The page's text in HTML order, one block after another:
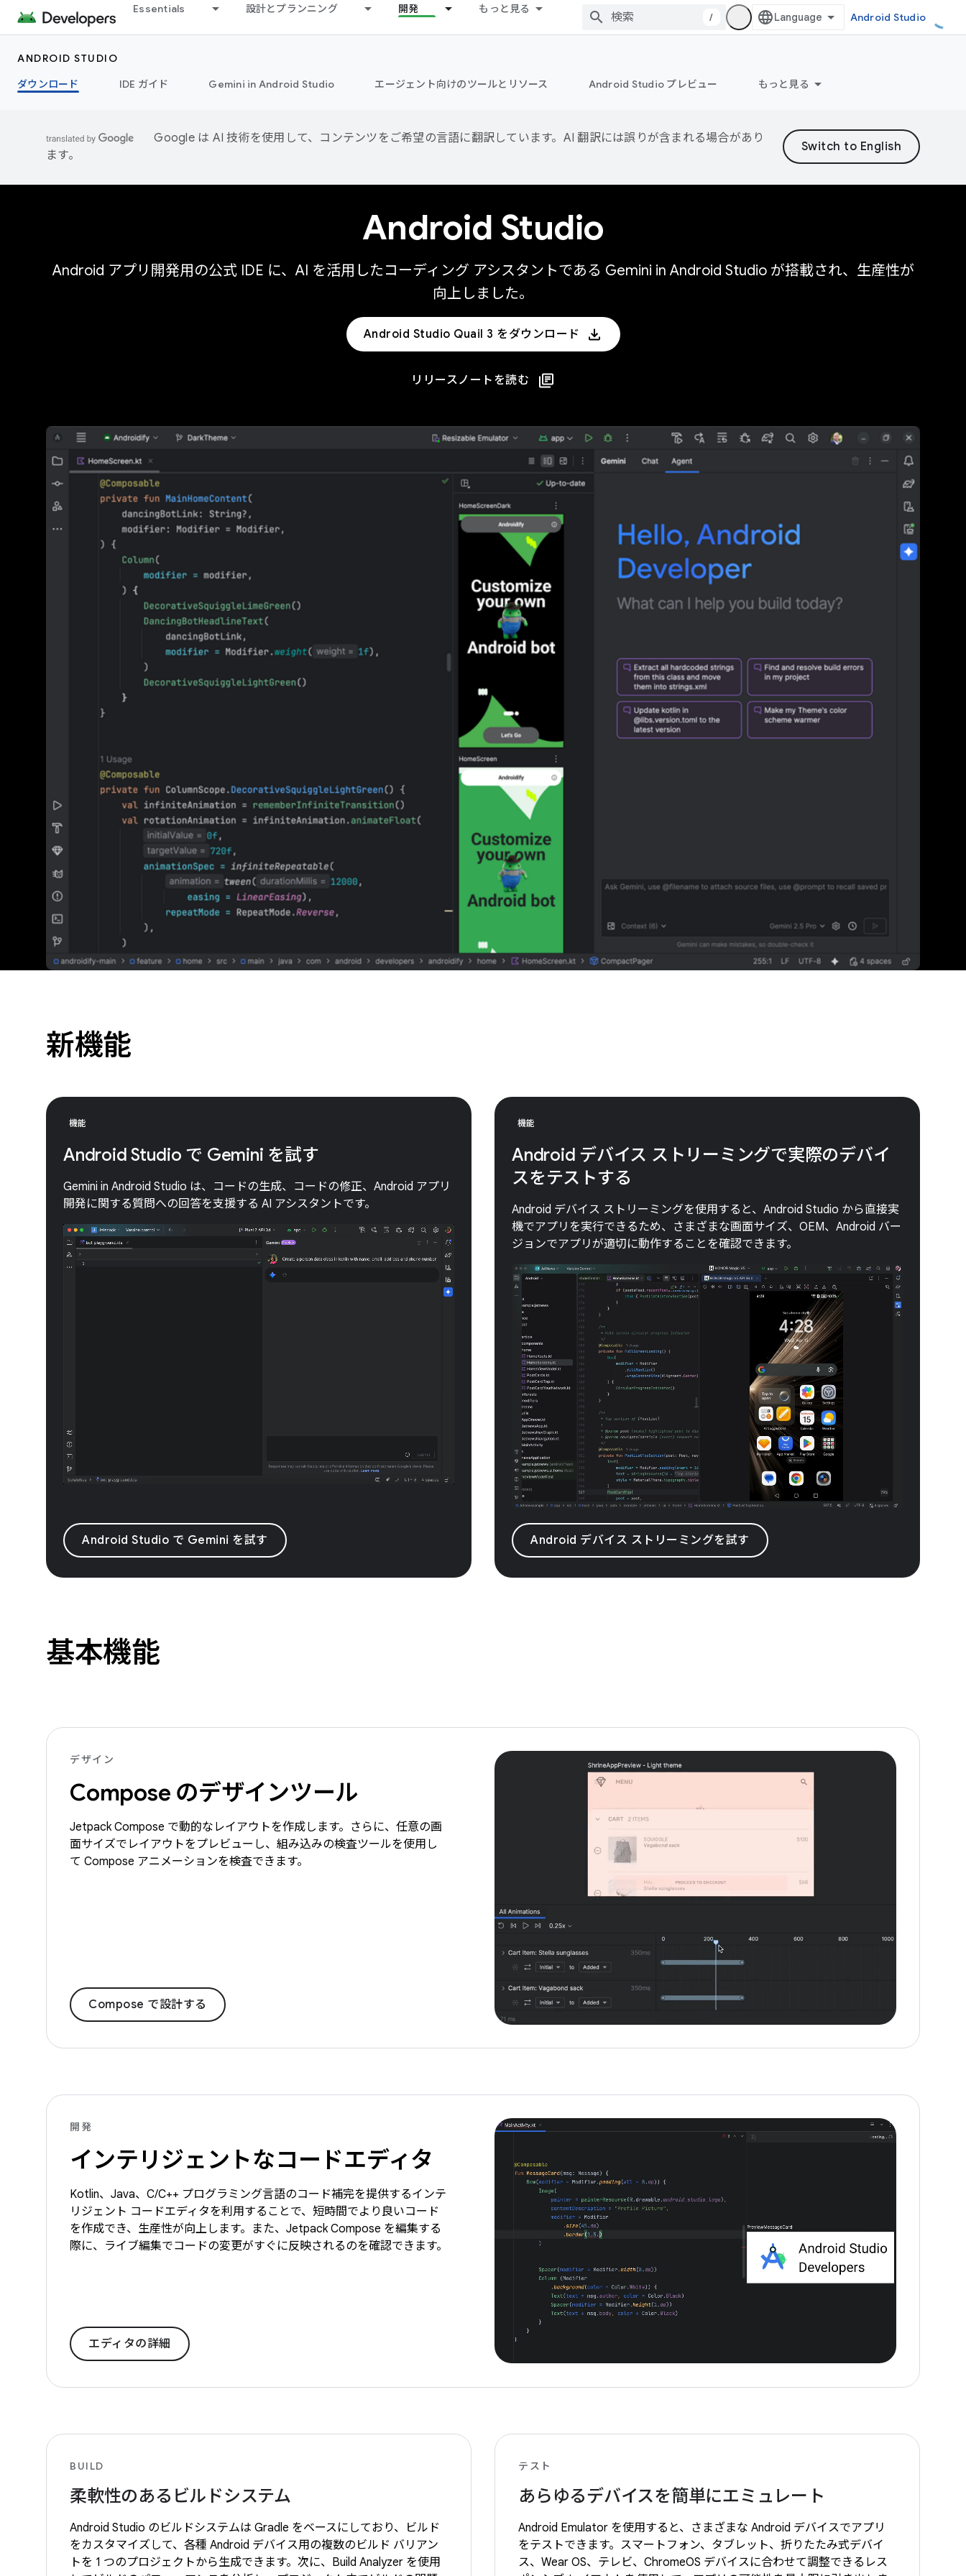
Essentials 設計とプランニング 開発 もっと見る
/ Android Studio
ANDROID STUDIO
ダウンロード
IDE ガイド Gemini in Android Studio エージェント向けのツールとリソース Android Studio プレビュー もっと見る
Google は AI 技術を使用して、コンテンツをご希望の言語に翻訳しています。AI 翻訳には誤りが含まれる場合があり
ます。
Android Studio
Android アプリ開発用の公式 IDE に、AI を活用したコーディング アシスタントである Gemini in Android Studio が搭載され、生産性が
向上しました。
Android Studio Quail 3 をダウンロード
リリースノートを読む
新機能
機能
Android Studio で Gemini を試す
Gemini in Android Studio は、コードの生成、コードの修正、Android アプリ
開発に関する質問への回答を支援する AI アシスタントです。
Android Studio で Gemini を試す
機能
Android デバイス ストリーミングで実際のデバイ
スをテストする
Android デバイス ストリーミングを使用すると、Android Studio から直接実
機でアプリを実行できるため、さまざまな画面サイズ、OEM、Android バー
ジョンでアプリが適切に動作することを確認できます。
Android デバイス ストリーミングを試す
基本機能
デザイン
Compose のデザインツール
Jetpack Compose で動的なレイアウトを作成します。さらに、任意の画
面サイズでレイアウトをプレビューし、組み込みの検査ツールを使用し
て Compose アニメーションを検査できます。
Compose で設計する
開発
インテリジェントなコードエディタ
Kotlin、Java、C/C++ プログラミング言語のコード補完を提供するインテ
リジェント コードエディタを利用することで、短時間でより良いコード
を作成でき、生産性が向上します。また、Jetpack Compose を編集する
際に、ライブ編集でコードの変更がすぐに反映されるのを確認できます。
エディタの詳細
BUILD
柔軟性のあるビルドシステム
Android Studio のビルドシステムは Gradle をベースにしており、ビルド
をカスタマイズして、各種 Android デバイス用の複数のビルド バリアン
トを 1 つのプロジェクトから生成できます。次に、Build Analyzer を使用
テスト
あらゆるデバイスを簡単にエミュレート
Android Emulator を使用すると、さまざまな Android デバイスでアプリ
をテストできます。スマートフォン、タブレット、折りたたみ式デバイ
ス、Wear OS、テレビ、ChromeOS デバイスに合わせて調整できるレス